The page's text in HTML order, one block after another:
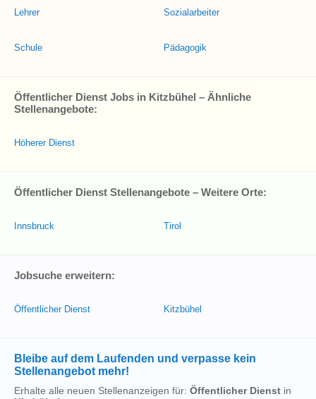
Lehrer
Schule
Sozialarbeiter
Pädagogik
Öffentlicher Dienst Jobs in Kitzbühel – Ähnliche
Stellenangebote:
Höherer Dienst
Öffentlicher Dienst Stellenangebote – Weitere Orte:
Innsbruck Tirol
Jobsuche erweitern:
Öffentlicher Dienst Kitzbühel
Bleibe auf dem Laufenden und verpasse kein
Stellenangebot mehr!
Erhalte alle neuen Stellenanzeigen für: Öffentlicher Dienst in